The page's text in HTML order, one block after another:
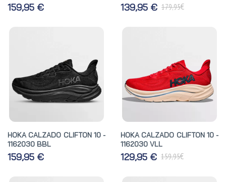
159,95 € 139,95 € 179,95€
HOKA CALZADO CLIFTON 10 -
1162030 BBL
159,95 €
HOKA CALZADO CLIFTON 10 -
1162030 VLL
129,95 € 159,95€